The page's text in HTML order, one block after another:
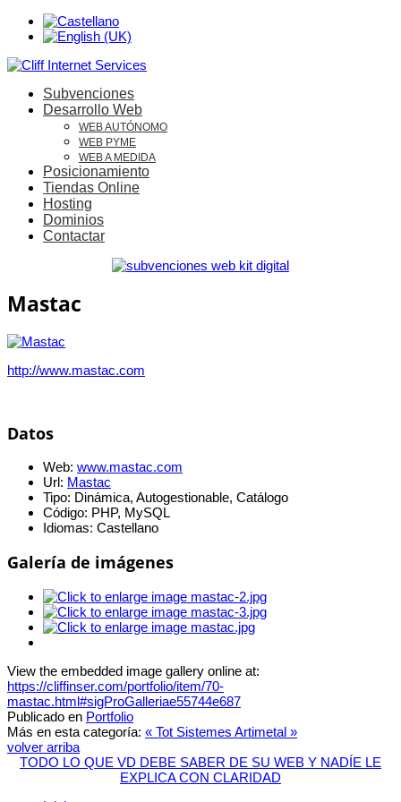
Subvenciones
Desarrollo Web
WEB AUTÓNOMO
WEB PYME
WEB A MEDIDA
Posicionamiento
Tiendas Online
Hosting
Dominios
Contactar
Mastac
http://www.mastac.com
Datos
Web: www.mastac.com
Url: Mastac
Tipo: Dinámica, Autogestionable, Catálogo
Código: PHP, MySQL
Idiomas: Castellano
Galería de imágenes
View the embedded image gallery online at:
https://cliffinser.com/portfolio/item/70-
mastac.html#sigProGalleriae55744e687
Publicado en Portfolio
Más en esta categoría: « Tot Sistemes Artimetal »
volver arriba
TODO LO QUE VD DEBE SABER DE SU WEB Y NADÍE LE
EXPLICA CON CLARIDAD